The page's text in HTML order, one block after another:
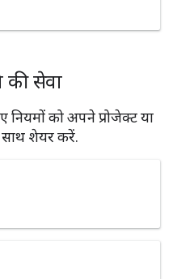
की सेवा
को अपने प्रोजेक्ट या
शेयर करें.